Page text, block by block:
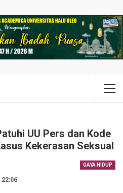
UU Pers dan Kode
Kekerasan Seksual
GAYA HIDUP
22:06